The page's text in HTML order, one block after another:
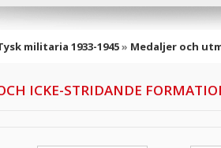
militaria 1933-1945» Medaljer och
ICKE-STRIDANDE